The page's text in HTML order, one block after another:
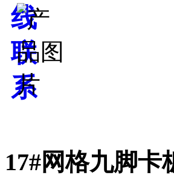
17#网格九脚卡